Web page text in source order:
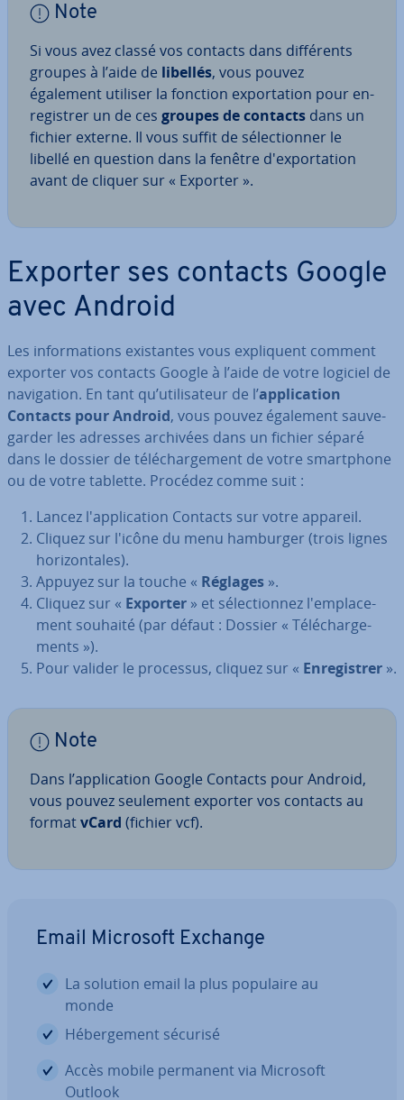
Note
Si vous avez classé vos contacts dans dif­fé­rents
groupes à l’aide de libellés, vous pouvez
également utiliser la fonction ex­por­ta­tion pour en­
re­gis­trer un de ces groupes de contacts dans un
fichier externe. Il vous suffit de sé­lec­tion­ner le
libellé en question dans la fenêtre d'ex­por­ta­tion
avant de cliquer sur « Exporter ».
Exporter ses contacts Google
avec Android
Les in­for­ma­tions exis­tantes vous ex­pli­quent comment
exporter vos contacts Google à l’aide de votre logiciel de
na­vi­ga­tion. En tant qu’uti­li­sa­teur de l’ap­pli­ca­tion
Contacts pour Android, vous pouvez également sau­ve­
gar­der les adresses archivées dans un fichier séparé
dans le dossier de té­lé­char­ge­ment de votre smart­phone
ou de votre tablette. Procédez comme suit :
Lancez l'ap­pli­ca­tion Contacts sur votre appareil.
Cliquez sur l'icône du menu hamburger (trois lignes
ho­ri­zon­tales).
Appuyez sur la touche « Réglages ».
Cliquez sur « Exporter » et sé­lec­tion­nez l'em­pla­ce­
ment souhaité (par défaut : Dossier « Té­lé­char­ge­
ments »).
Pour valider le processus, cliquez sur « En­re­gis­trer ».
Note
Dans l’ap­pli­ca­tion Google Contacts pour Android,
vous pouvez seulement exporter vos contacts au
formatvCard (fichier vcf).
Email Microsoft Exchange
La solution email la plus populaire au
monde
Hé­ber­ge­ment sécurisé
Accès mobile permanent via Microsoft
Outlook